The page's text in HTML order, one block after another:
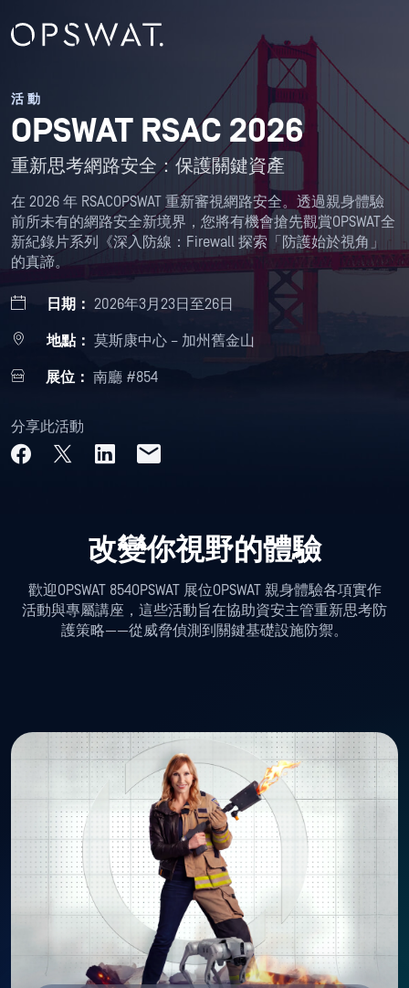
活動
OPSWAT RSAC 2026
重新思考網路安全：保護關鍵資產
在 2026 年 RSACOPSWAT 重新審視網路安全。透過親身體驗
前所未有的網路安全新境界，您將有機會搶先觀賞OPSWAT全
新紀錄片系列《深入防線：Firewall 探索「防護始於視角」
的真諦。
日期： 2026年3月23日至26日
地點： 莫斯康中心 – 加州舊金山
展位： 南廳 #854
分享此活動
改變你視野的體驗
歡迎OPSWAT 854OPSWAT 展位OPSWAT 親身體驗各項實作
活動與專屬講座，這些活動旨在協助資安主管重新思考防
護策略——從威脅偵測到關鍵基礎設施防禦。